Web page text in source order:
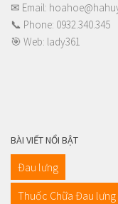
✉ Email:
📞 Phone: 0932.340.345
🎯 Web: lady361
BÀI VIẾT NỔI BẬT
Đau lưng
Thuốc Chữa Đau lưng